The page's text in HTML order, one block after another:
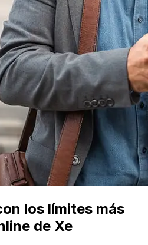
los límites más
de Xe